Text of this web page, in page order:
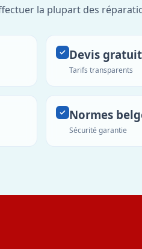
la plupart des
Devis gratuit
Tarifs transparents
Normes
Sécurité garantie